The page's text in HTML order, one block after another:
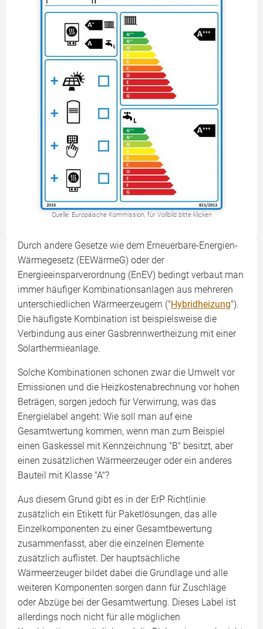
Quelle: Europäische Kommission, für Vollbild bitte klicken
Durch andere Gesetze wie dem Erneuerbare-Energien-
Wärmegesetz (EEWärmeG) oder der
Energieeinsparverordnung (EnEV) bedingt verbaut man
immer häufiger Kombinationsanlagen aus mehreren
unterschiedlichen Wärmeerzeugern ("Hybridheizung").
Die häufigste Kombination ist beispielsweise die
Verbindung aus einer Gasbrennwertheizung mit einer
Solarthermieanlage.
Solche Kombinationen schonen zwar die Umwelt vor
Emissionen und die Heizkostenabrechnung vor hohen
Beträgen, sorgen jedoch für Verwirrung, was das
Energielabel angeht: Wie soll man auf eine
Gesamtwertung kommen, wenn man zum Beispiel
einen Gaskessel mit Kennzeichnung "B" besitzt, aber
einen zusätzlichen Wärmeerzeuger oder ein anderes
Bauteil mit Klasse "A"?
Aus diesem Grund gibt es in der ErP Richtlinie
zusätzlich ein Etikett für Paketlösungen, das alle
Einzelkomponenten zu einer Gesamtbewertung
zusammenfasst, aber die einzelnen Elemente
zusätzlich auflistet. Der hauptsächliche
Wärmeerzeuger bildet dabei die Grundlage und alle
weiteren Komponenten sorgen dann für Zuschläge
oder Abzüge bei der Gesamtwertung. Dieses Label ist
allerdings noch nicht für alle möglichen